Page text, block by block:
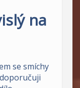
na
se smíchy